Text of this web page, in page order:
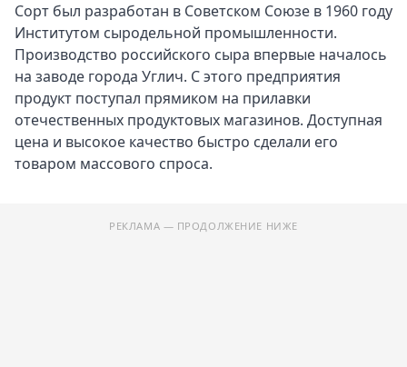
Польза и вред Российского сыра
Противопоказания к употреблению
Что приготовить из российского сыра
Какое вино подходит к Алтайскому сыру
Сорт был разработан в Советском Союзе в 1960 году
Институтом сыродельной промышленности.
Производство российского сыра впервые началось
на заводе города Углич. С этого предприятия
продукт поступал прямиком на прилавки
отечественных продуктовых магазинов. Доступная
цена и высокое качество быстро сделали его
товаром массового спроса.
РЕКЛАМА — ПРОДОЛЖЕНИЕ НИЖЕ